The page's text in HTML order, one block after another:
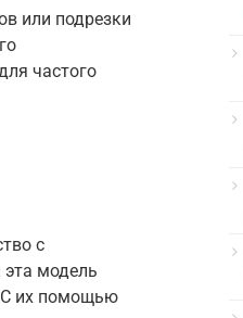
или подрезки
частого
с
модель
С их помощью